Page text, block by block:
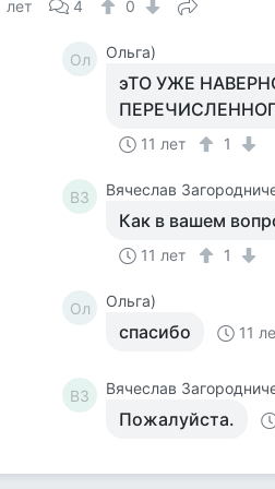
лет 4 0
Ол Ольга)
эТО УЖЕ
11 лет 1
ВЗ Вячеслав
Как в вашем
11 лет 1
Ол Ольга)
спасибо 11
ВЗ Вячеслав
Пожалуйста.